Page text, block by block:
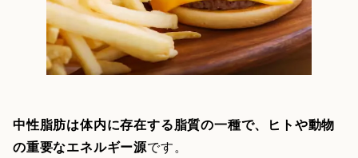
中性脂肪は体内に存在する脂質の一種で、ヒトや動物
の重要なエネルギー源です。